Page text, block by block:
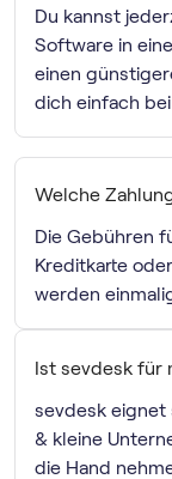
Du kannst
Software in
einen
dich einfach
Welche
Die Gebühren
Kreditkarte
werden
Ist sevdesk für
sevdesk
& kleine
die Hand